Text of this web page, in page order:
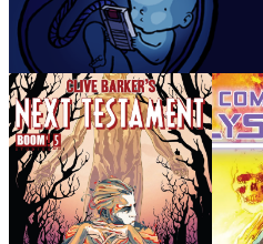
Boumeries Vol 3